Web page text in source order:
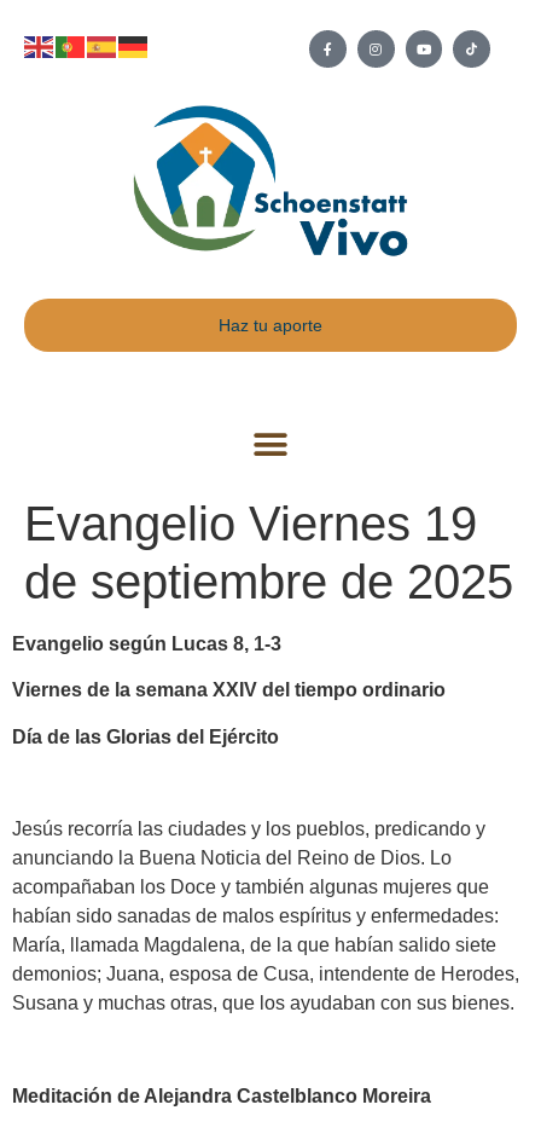
Haz tu aporte
Evangelio Viernes 19
de septiembre de 2025
Evangelio según Lucas 8, 1-3
Viernes de la semana XXIV del tiempo ordinario
Día de las Glorias del Ejército
Jesús recorría las ciudades y los pueblos, predicando y
anunciando la Buena Noticia del Reino de Dios. Lo
acompañaban los Doce y también algunas mujeres que
habían sido sanadas de malos espíritus y enfermedades:
María, llamada Magdalena, de la que habían salido siete
demonios; Juana, esposa de Cusa, intendente de Herodes,
Susana y muchas otras, que los ayudaban con sus bienes.
Meditación de Alejandra Castelblanco Moreira